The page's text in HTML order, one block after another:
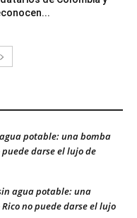
potable: una bomba
darse el lujo de
agua potable: una
no puede darse el lujo